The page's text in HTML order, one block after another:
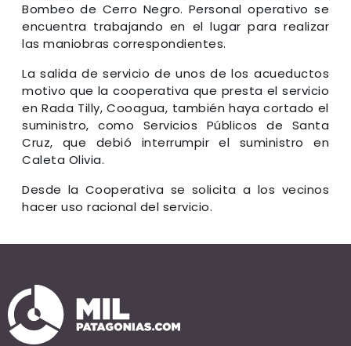
Bombeo de Cerro Negro. Personal operativo se
encuentra trabajando en el lugar para realizar
las maniobras correspondientes.
La salida de servicio de unos de los acueductos
motivo que la cooperativa que presta el servicio
en Rada Tilly, Cooagua, también haya cortado el
suministro, como Servicios Públicos de Santa
Cruz, que debió interrumpir el suministro en
Caleta Olivia.
Desde la Cooperativa se solicita a los vecinos
hacer uso racional del servicio.